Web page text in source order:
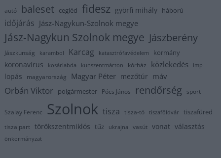
autó baleset cegléd fidesz györfi mihály háború
időjárás Jász-Nagykun-Szolnok megye
Jász-Nagykun Szolnok megye Jászberény
Jászkunság karambol Karcag katasztrófavédelem kormány
koronavírus kosárlabda kunszentmárton kórház közlekedés lmp
lopás magyarország Magyar Péter mezőtúr máv
Orbán Viktor polgármester Pócs János rendőrség sport
Szalay Ferenc Szolnok tisza tisza-tó tiszaföldvár tiszafüred
tisza part törökszentmiklós tűz ukrajna vasút vonat választás
önkormányzat